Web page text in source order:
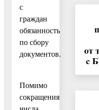
с
граждан
обязанность
по сбору
документов.
Помимо
сокращения